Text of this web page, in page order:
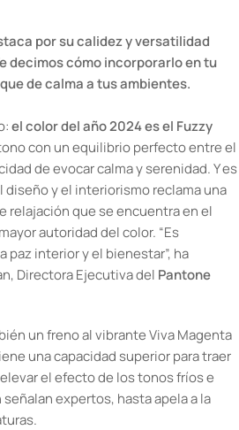
por su calidez y versatilidad
decimos cómo incorporarlo en tu
de calma a tus ambientes.
el color del año 2024 es el Fuzzy
con un equilibrio perfecto entre el
de evocar calma y serenidad. Y es
y el interiorismo reclama una
relajación que se encuentra en el
autoridad del color. “Es
interior y el bienestar”, ha
Directora Ejecutiva del Pantone
un freno al vibrante Viva Magenta
una capacidad superior para traer
el efecto de los tonos fríos e
expertos, hasta apela a la